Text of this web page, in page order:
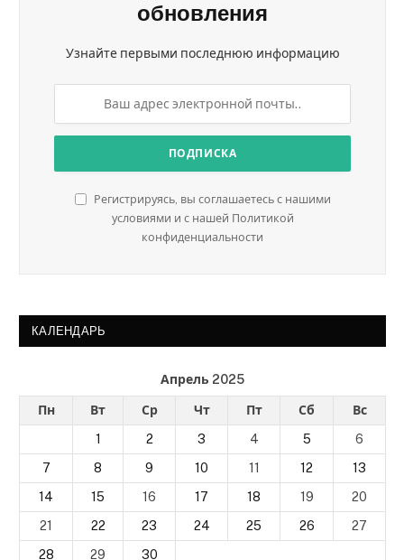
обновления
Узнайте первыми последнюю информацию
Регистрируясь, вы соглашаетесь с нашими
условиями и с нашей Политикой
конфиденциальности
КАЛЕНДАРЬ
Апрель 2025
Пн Вт Ср Чт Пт Сб
Вс
1
2 3 4 5
6
7
8 9 10 11 12
13
14
15 16 17 18 19
20
21
22 23 24 25 26
27
28
29 30